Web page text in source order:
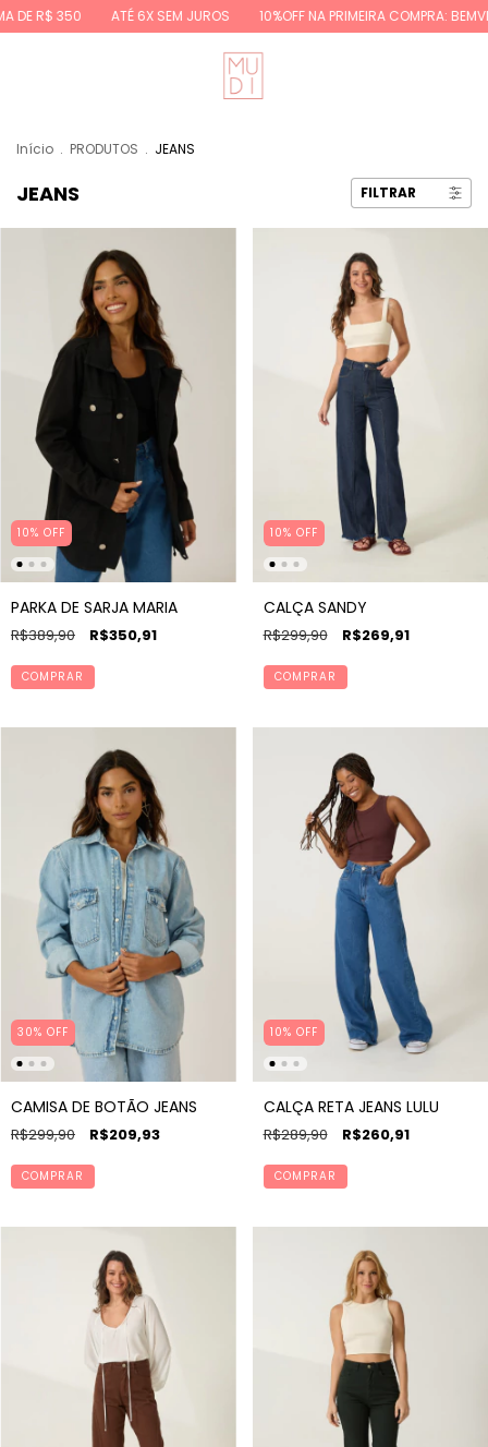
350 ATÉ 6X SEM JUROS 10%OFF NA PRIMEIRA COMPRA: BEMVINDA10
Início . PRODUTOS . JEANS
JEANS FILTRAR
10% OFF
PARKA DE SARJA MARIA
R$389,90 R$350,91
COMPRAR
10% OFF
CALÇA SANDY
R$299,90 R$269,91
COMPRAR
30% OFF
CAMISA DE BOTÃO JEANS
R$299,90 R$209,93
COMPRAR
10% OFF
CALÇA RETA JEANS LULU
R$289,90 R$260,91
COMPRAR